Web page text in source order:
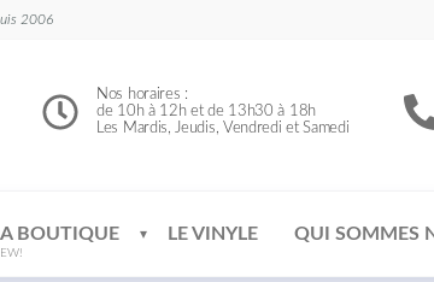
2006
Nos horaires :
de 10h à 12h et de 13h30 à 18h
Les Mardis, Jeudis, Vendredi et Samedi
BOUTIQUE LE VINYLE QUI SOMMES